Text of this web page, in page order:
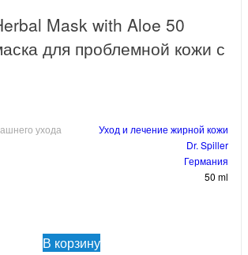
Mask with Aloe 50
для проблемной кожи с
ухода
Уход и лечение жирной кожи
Dr. Spiller
Германия
50 ml
В корзину